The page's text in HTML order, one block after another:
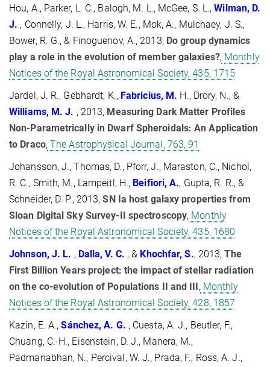
Hou, A., Parker, L. C., Balogh, M. L., McGee, S. L.,Wilman, D.
J. , Connelly, J. L., Harris, W. E., Mok, A., Mulchaey, J. S.,
Bower, R. G., & Finoguenov, A., 2013, Do group dynamics
play a role in the evolution of member galaxies?,Monthly
Notices of the Royal Astronomical Society, 435, 1715
Jardel, J. R., Gebhardt, K., Fabricius, M. H., Drory, N., &
Williams, M. J. , 2013, Measuring Dark Matter Profiles
Non-Parametrically in Dwarf Spheroidals: An Application
to Draco,The Astrophysical Journal, 763, 91
Johansson, J., Thomas, D., Pforr, J., Maraston, C., Nichol,
R. C., Smith, M., Lampeitl, H., Beifiori, A., Gupta, R. R., &
Schneider, D. P., 2013,SN Ia host galaxy properties from
Sloan Digital Sky Survey-II spectroscopy, Monthly
Notices of the Royal Astronomical Society, 435, 1680
Johnson, J. L. , Dalla, V. C. , & Khochfar, S., 2013,The
First Billion Years project: the impact of stellar radiation
on the co-evolution of Populations II and III,Monthly
Notices of the Royal Astronomical Society, 428, 1857
Kazin, E. A.,Sánchez, A. G. , Cuesta, A. J., Beutler, F.,
Chuang, C.-H., Eisenstein, D. J., Manera, M.,
Padmanabhan, N., Percival, W. J., Prada, F., Ross, A. J.,